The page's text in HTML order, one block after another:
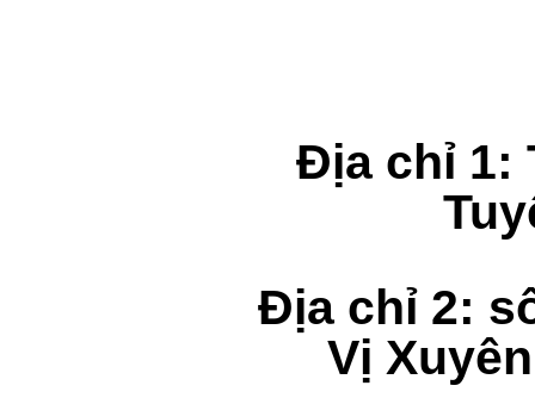
Địa chỉ 1:
Địa chỉ 2:
Vị